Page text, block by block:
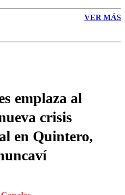
VER MÁS
emplaza al
crisis
en Quintero,